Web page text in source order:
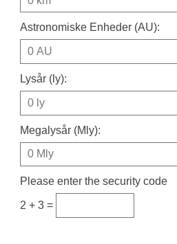
Astronomiske Enheder (AU):
Lysår (ly):
Megalysår (Mly):
Please enter the security code
2 + 3 =